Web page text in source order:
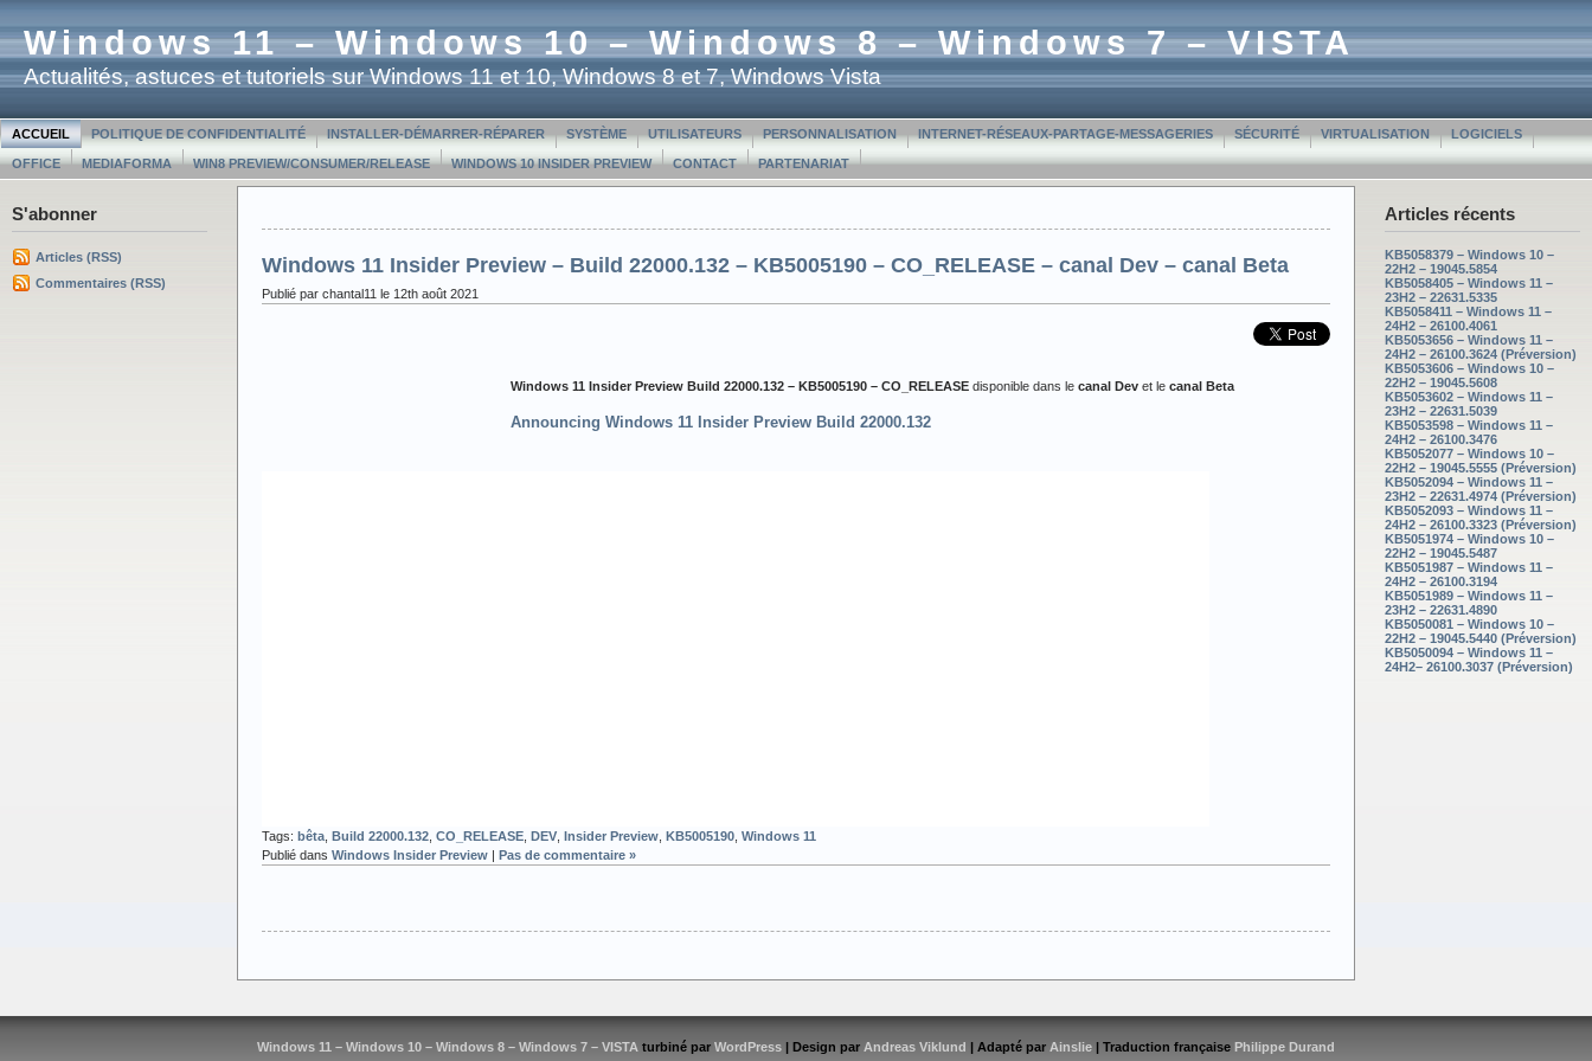
Windows 11 – Windows 10 – Windows 8 – Windows 7 – VISTA
Actualités, astuces et tutoriels sur Windows 11 et 10, Windows 8 et 7, Windows Vista
ACCUEIL POLITIQUE DE CONFIDENTIALITÉ INSTALLER-DÉMARRER-RÉPARER SYSTÈME UTILISATEURS PERSONNALISATION INTERNET-RÉSEAUX-PARTAGE-MESSAGERIES SÉCURITÉ VIRTUALISATION LOGICIELS
OFFICE MEDIAFORMA WIN8 PREVIEW/CONSUMER/RELEASE WINDOWS 10 INSIDER PREVIEW CONTACT PARTENARIAT
S'abonner
Articles (RSS)
Commentaires (RSS)
Articles récents
KB5058379 – Windows 10 –
22H2 – 19045.5854
KB5058405 – Windows 11 –
23H2 – 22631.5335
KB5058411 – Windows 11 –
24H2 – 26100.4061
KB5053656 – Windows 11 –
24H2 – 26100.3624 (Préversion)
KB5053606 – Windows 10 –
22H2 – 19045.5608
KB5053602 – Windows 11 –
23H2 – 22631.5039
KB5053598 – Windows 11 –
24H2 – 26100.3476
KB5052077 – Windows 10 –
22H2 – 19045.5555 (Préversion)
KB5052094 – Windows 11 –
23H2 – 22631.4974 (Préversion)
KB5052093 – Windows 11 –
24H2 – 26100.3323 (Préversion)
KB5051974 – Windows 10 –
22H2 – 19045.5487
KB5051987 – Windows 11 –
24H2 – 26100.3194
KB5051989 – Windows 11 –
23H2 – 22631.4890
KB5050081 – Windows 10 –
22H2 – 19045.5440 (Préversion)
KB5050094 – Windows 11 –
24H2– 26100.3037 (Préversion)
Windows 11 Insider Preview – Build 22000.132 – KB5005190 – CO_RELEASE – canal Dev – canal Beta
Publié par chantal11 le 12th août 2021
Windows 11 Insider Preview Build 22000.132 – KB5005190 – CO_RELEASE disponible dans le canal Dev et le canal Beta
Announcing Windows 11 Insider Preview Build 22000.132
Tags: bêta Build 22000.132 CO_RELEASE DEV Insider Preview KB5005190 Windows 11
Publié dans Windows Insider Preview Pas de commentaire »
Windows 11 – Windows 10 – Windows 8 – Windows 7 – VISTA turbiné par WordPress | Design par Andreas Viklund | Adapté par Ainslie | Traduction française Philippe Durand